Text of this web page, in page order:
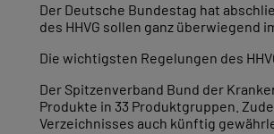
Der Deutsche Bundestag hat
des HHVG sollen ganz überwiegend
Die wichtigsten Regelungen des
Der Spitzenverband Bund der
Produkte in 33 Produktgruppen.
Verzeichnisses auch künftig